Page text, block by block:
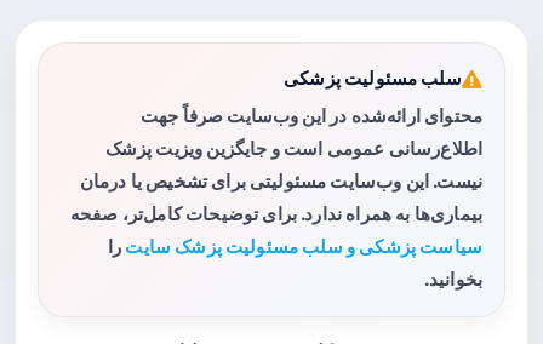
سلب مسئولیت پزشکی
محتوای ارائه‌شده در این وب‌سایت صرفاً جهت
اطلاع‌رسانی عمومی است و جایگزین ویزیت پزشک
نیست. این وب‌سایت مسئولیتی برای تشخیص یا درمان
بیماری‌ها به همراه ندارد. برای توضیحات کامل‌تر، صفحه
سیاست پزشکی و سلب مسئولیت پزشک سایت را
بخوانید.